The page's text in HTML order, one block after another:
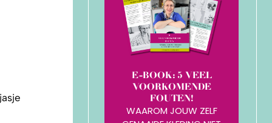
E-BOOK: 5 VEEL
VOORKOMENDE
FOUTEN!
WAAROM JOUW ZELF